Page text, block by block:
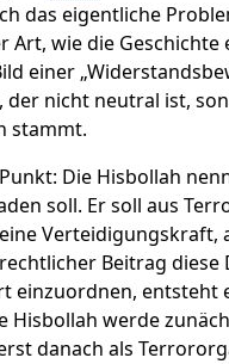
das eigentliche
Art, wie die
einer
nicht neutral ist,
stammt.
Die Hisbollah
soll. Er soll aus
Verteidigungskraft,
Beitrag
einzuordnen, entsteht
Hisbollah werde
danach als